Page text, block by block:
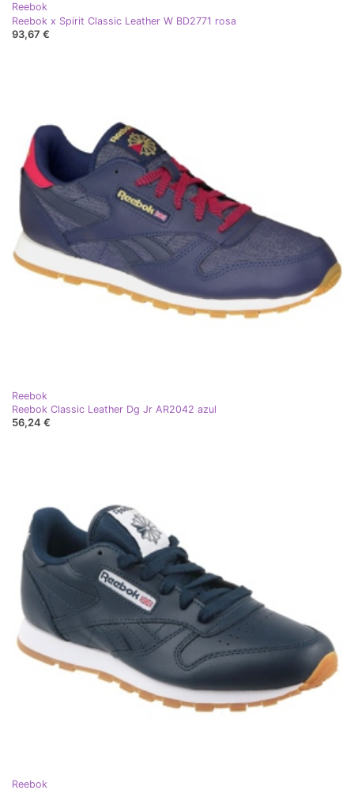
Reebok
Reebok x Spirit Classic Leather W BD2771 rosa
93,67 €
Reebok
Reebok Classic Leather Dg Jr AR2042 azul
56,24 €
Reebok